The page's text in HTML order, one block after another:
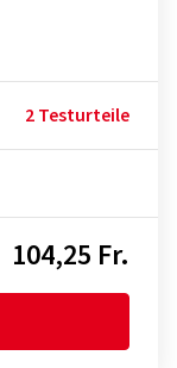
2 Testurteile
104,25 Fr.